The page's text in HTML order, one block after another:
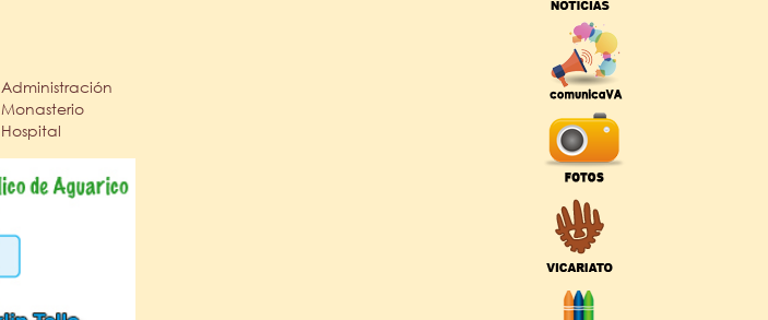
Administración
Monasterio
Hospital